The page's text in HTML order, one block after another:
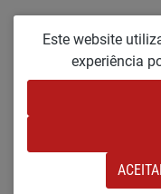
Seleccionar
Optionen
KX [PEQUENO E
Quantidade
Adicionar à lista de
Número de produto:
Este website
experiência